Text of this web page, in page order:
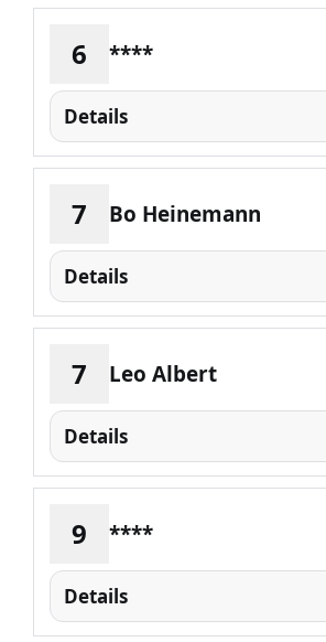
6 ****
Details
7 Bo Heinemann
Details
7 Leo Albert
Details
9 ****
Details